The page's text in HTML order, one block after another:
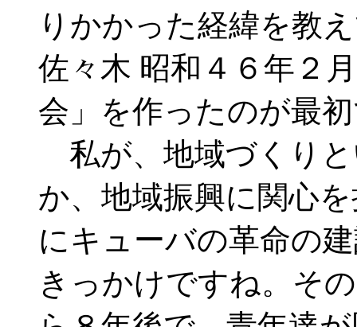
りかかった経緯を教
佐々木 昭和４６年２
会」を作ったのが最
私が、地域づくり
か、地域振興に関心
にキューバの革命の
きっかけですね。そ